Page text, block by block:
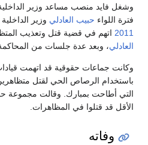
وشغل فايد منصب مساعد وزير
فترة اللواء حبيب العادلي وزير
2011 اتهم في قضية قتل وتعذيب
العادلي، وبعد عدة جلسات من
وكانت جماعات حقوقية قد اتهمت
باستخدام الرصاص الحي لقتل
الأقل قد قتلوا في المظاهرات.
وفاته